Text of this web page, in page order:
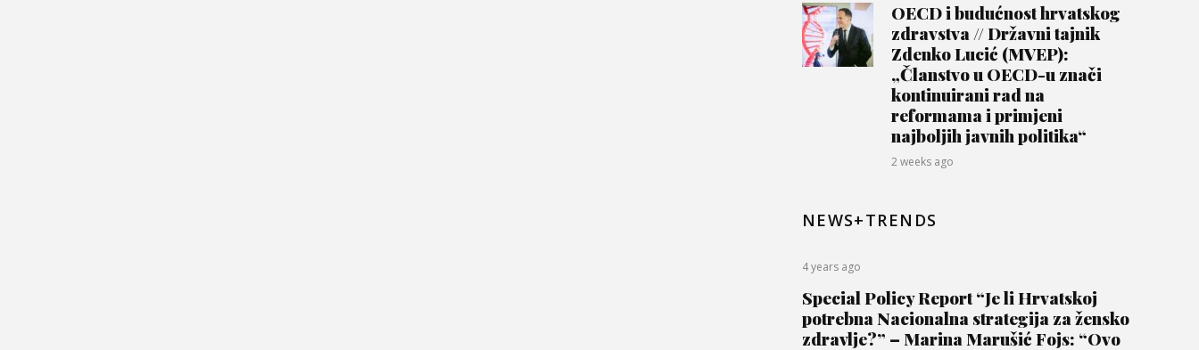
OECD i budućnost hrvatskog
zdravstva // Državni tajnik
Zdenko Lucić (MVEP):
„Članstvo u OECD-u znači
kontinuirani rad na
reformama i primjeni
najboljih javnih politika“
2 weeks ago
NEWS+TRENDS
4 years ago
Special Policy Report “Je li Hrvatskoj
potrebna Nacionalna strategija za žensko
zdravlje?” – Marina Marušić Fojs: “Ovo